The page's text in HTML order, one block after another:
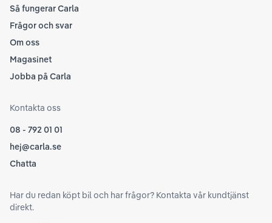
Så fungerar Carla
Frågor och svar
Om oss
Magasinet
Jobba på Carla
Kontakta oss
08 - 792 01 01
hej@carla.se
Chatta
Har du redan köpt bil och har frågor? Kontakta vår kundtjänst
direkt.